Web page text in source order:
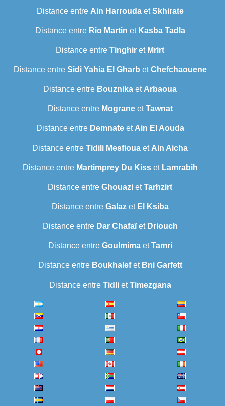
Distance entre Ain HarroudaetSkhirate
Distance entre Rio Martin et Kasba Tadla
Distance entre Tinghir et Mrirt
Distance entre Sidi Yahia El Gharb etChefchaouene
Distance entre Bouznika et Arbaoua
Distance entre MograneetTawnat
Distance entre Demnateet Ain El Aouda
Distance entre Tidili Mesfioua et Ain Aicha
Distance entre Martimprey Du Kisset Lamrabih
Distance entre Ghouazi etTarhzirt
Distance entre Galazet El Ksiba
Distance entre Dar Chafaïet Driouch
Distance entre GoulmimaetTamri
Distance entre Boukhalefet Bni Garfett
Distance entre TidlietTimezgana